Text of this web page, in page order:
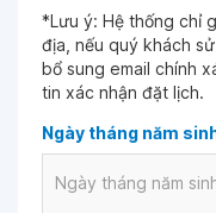
*Lưu ý: Hệ thống chỉ
địa, nếu quý khách
bổ sung email chính
tin xác nhận đặt lịch.
Ngày tháng năm
Ngày tháng năm